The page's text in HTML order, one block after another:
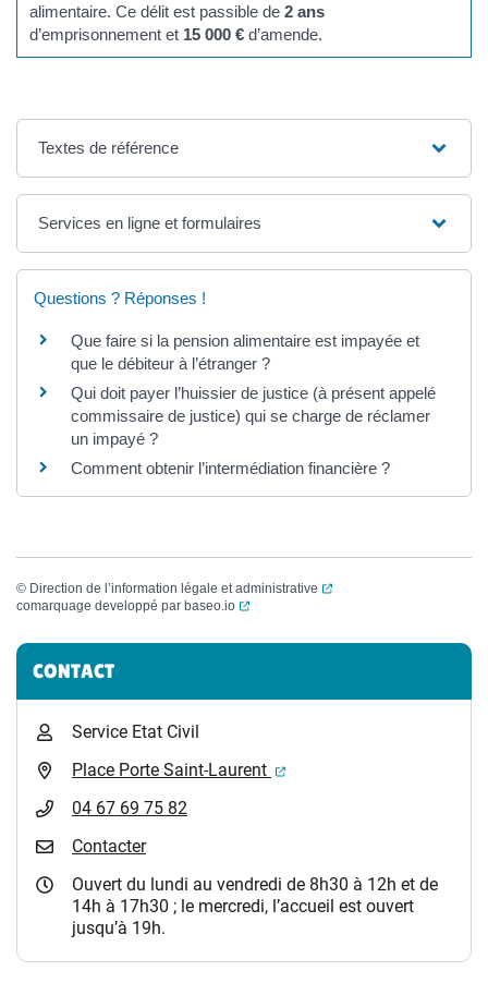
alimentaire. Ce délit est passible de2 ans
d’emprisonnement et 15 000 € d’amende.
Textes de référence
Services en ligne et formulaires
Questions ? Réponses !
Que faire si la pension alimentaire est impayée et
que le débiteur à l’étranger ?
Qui doit payer l’huissier de justice (à présent appelé
commissaire de justice) qui se charge de réclamer
un impayé ?
Comment obtenir l’intermédiation financière ?
© Direction de l’information légale et administrative
(ouverture dans un
comarquage developpé par baseo.io (ouverture dans un nouvel onglet)
Informations complémentaires
CONTACT
Service Etat Civil
Place Porte Saint-Laurent
(ouverture dans un
04 67 69 75 82
Contacter
Ouvert du lundi au vendredi de 8h30 à 12h et de
14h à 17h30 ; le mercredi, l’accueil est ouvert
jusqu’à 19h.